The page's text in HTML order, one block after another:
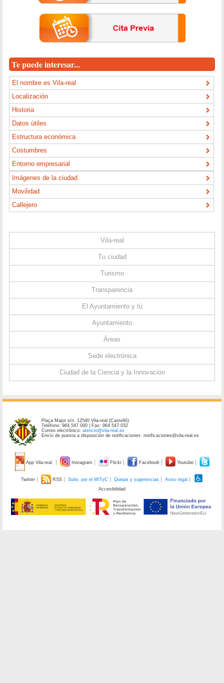
Te puede interesar...
El nombre es Vila-real
Localización
Historia
Datos útiles
Estructura económica
Costumbres
Entorno empresarial
Imágenes de la ciudad
Movilidad
Callejero
Vila-real
Tu ciudad
Turismo
Transparencia
El Ayuntamiento y tú
Ayuntamiento
Áreas
Sede electrónica
Ciudad de la Ciencia y la Innovación
Plaça Major s/n. 12540 Vila-real (Castelló)
Teléfono: 964 547 000 | Fax: 964 547 032
Correo electrónico:atencio@vila-real.es
Envío de puesta a disposición de notificaciones: notificaciones@vila-real.es
App Vila-real Instagram Flickr Facebook Youtube
Twitter RSS Subv. por el MITyC Quejas y sugerencias
Aviso legal
Accesibilidad